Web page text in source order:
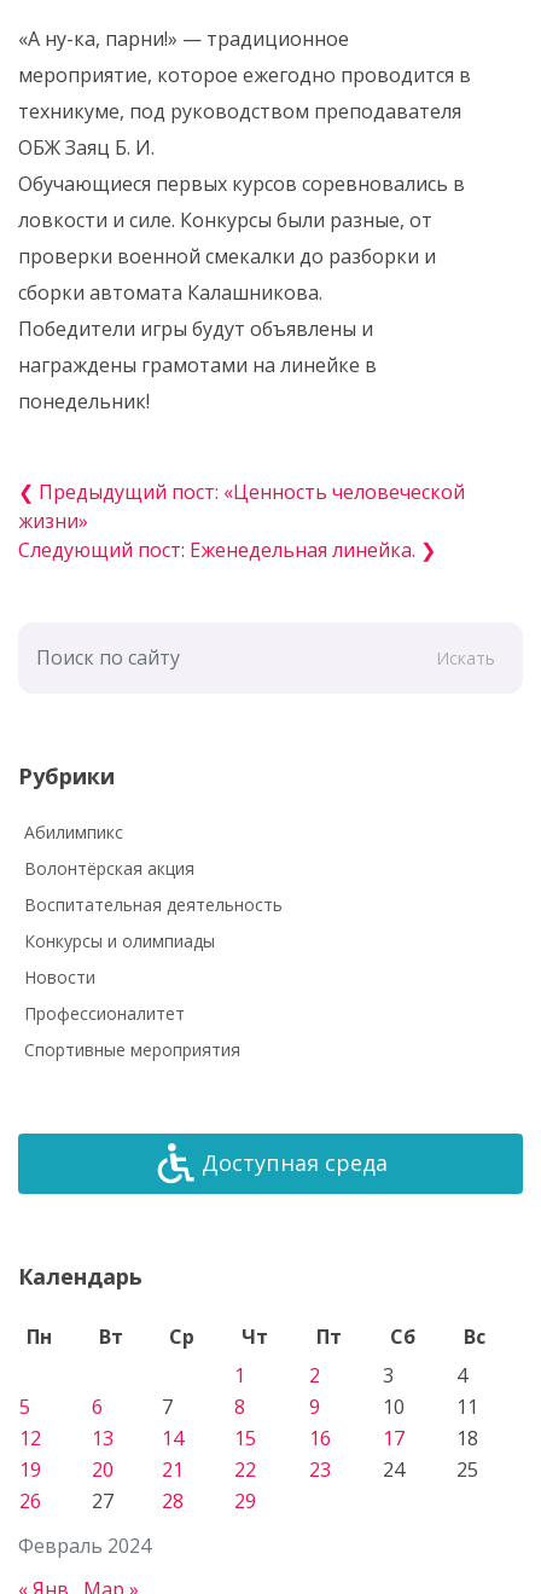
«А ну-ка, парни!» — традиционное
мероприятие, которое ежегодно проводится в
техникуме, под руководством преподавателя
ОБЖ Заяц Б. И.
Обучающиеся первых курсов соревновались в
ловкости и силе. Конкурсы были разные, от
проверки военной смекалки до разборки и
сборки автомата Калашникова.
Победители игры будут объявлены и
награждены грамотами на линейке в
понедельник!
❮ Предыдущий пост: «Ценность человеческой
жизни»
Следующий пост: Еженедельная линейка. ❯
Искать
Рубрики
Абилимпикс
Волонтёрская акция
Воспитательная деятельность
Конкурсы и олимпиады
Новости
Профессионалитет
Спортивные мероприятия
Доступная среда
Календарь
Февраль 2024
Пн Вт Ср Чт Пт Сб
Вс
1
2 3
4
5
6 7 8 9 10
11
12
13 14 15 16 17
18
19
20 21 22 23 24
25
26
27 28 29